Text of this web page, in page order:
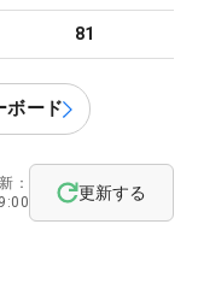
81
ボード
：
更新する